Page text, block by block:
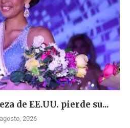
de EE.UU. pierde su...
2026